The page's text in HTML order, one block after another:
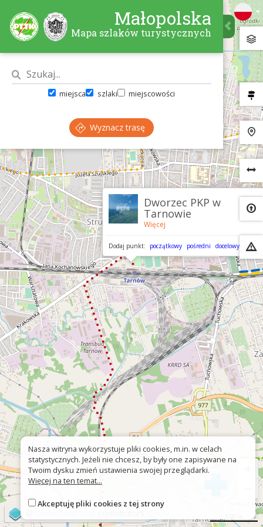
×
Dworzec PKP w
Tarnowie
Więcej
Dodaj punkt: początkowy pośredni docelowy
Małopolska
Mapa szlaków turystycznych
miejsca szlaki miejscowości
Wyznacz trasę
Nasza witryna wykorzystuje pliki cookies, m.in. w celach
statystycznych. Jeżeli nie chcesz, by były one zapisywane na
Twoim dysku zmień ustawienia swojej przeglądarki.
Więcej na ten temat...
Akceptuję pliki cookies z tej strony